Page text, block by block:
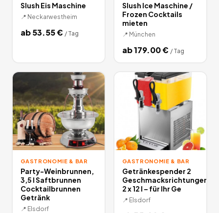
Slush Eis Maschine
📍 Neckarwestheim
ab53.55€ / Tag
Slush Ice Maschine /
Frozen Cocktails
mieten
📍 München
ab179.00€ / Tag
GASTRONOMIE & BAR
Party-Weinbrunnen,
3,5 l Saftbrunnen
Cocktailbrunnen
Getränk
📍 Elsdorf
GASTRONOMIE & BAR
Getränkespender 2
Geschmacksrichtungen
2 x 12 l – für Ihr Ge
📍 Elsdorf